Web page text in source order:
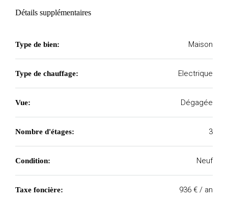
Détails supplémentaires
Type de bien: Maison
Type de chauffage: Electrique
Vue: Dégagée
Nombre d'étages: 3
Condition: Neuf
Taxe foncière: 936 € / an